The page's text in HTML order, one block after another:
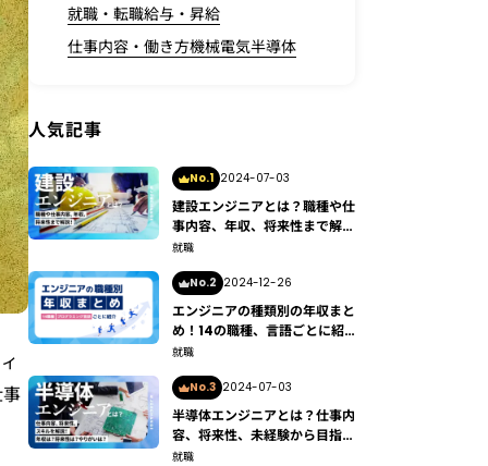
就職・転職給与・昇給
仕事内容・働き方機械電気半導体
人気記事
No.1 2024-07-03
建設エンジニアとは？職種や仕
事内容、年収、将来性まで解説
します
就職
No.2 2024-12-26
エンジニアの種類別の年収まと
め！14の職種、言語ごとに紹
介
就職
No.3 2024-07-03
半導体エンジニアとは？仕事内
容、将来性、未経験から目指す
方法も解説
就職